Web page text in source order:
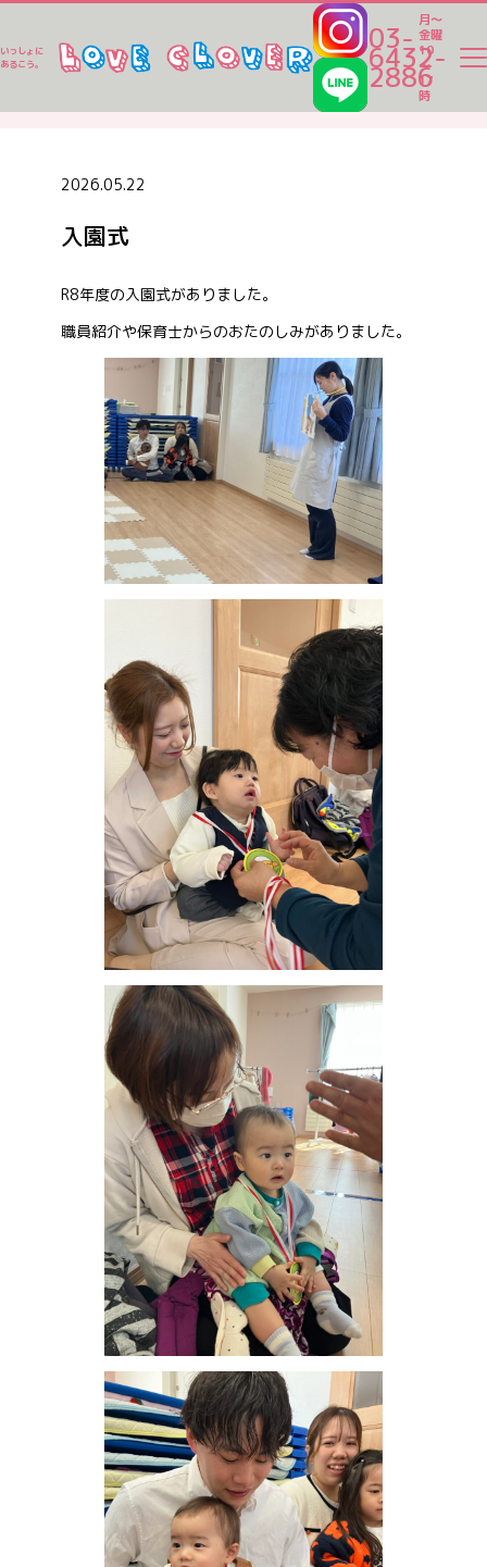
いっしょに
あるこう。
03-
6432-
2886
月～
金曜
10
～
17
時
ベビーシッター
家事代行
認可保育園一覧
お問い合わせ
2026.05.22
入園式
R8年度の入園式がありました。
職員紹介や保育士からのおたのしみがありました。